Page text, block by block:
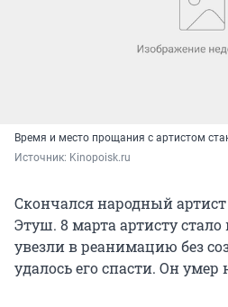
Время и место прощания с артистом
Источник: Kinopoisk.ru
Скончался народный
Этуш. 8 марта артисту стало
увезли в реанимацию без
удалось его спасти. Он